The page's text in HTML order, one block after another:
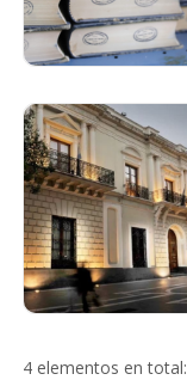
4 elementos en total: